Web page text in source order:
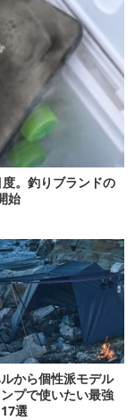
。釣りブランドの
始
から個性派モデル
プで使いたい最強
選